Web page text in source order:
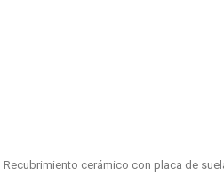
Recubrimiento cerámico con placa de